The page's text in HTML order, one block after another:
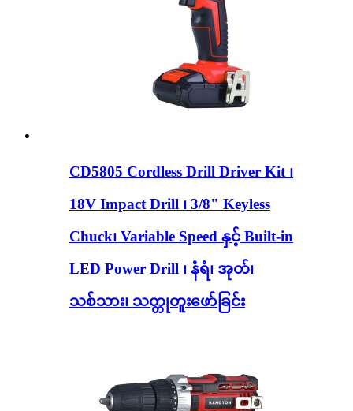
CD5805 Cordless Drill Driver Kit ၊
18V Impact Drill ၊ 3/8" Keyless
Chuck၊ Variable Speed ​​နှင့် Built-in
LED Power Drill ၊ နံရံ၊ အုတ်၊
သစ်သား၊ သတ္တုတူးဖော်ခြင်း